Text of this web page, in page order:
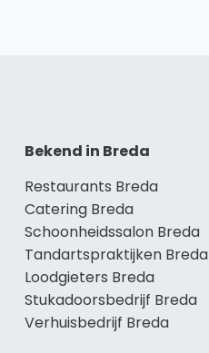
Bekend in Breda
Restaurants Breda
Catering Breda
Schoonheidssalon Breda
Tandartspraktijken Breda
Loodgieters Breda
Stukadoorsbedrijf Breda
Verhuisbedrijf Breda